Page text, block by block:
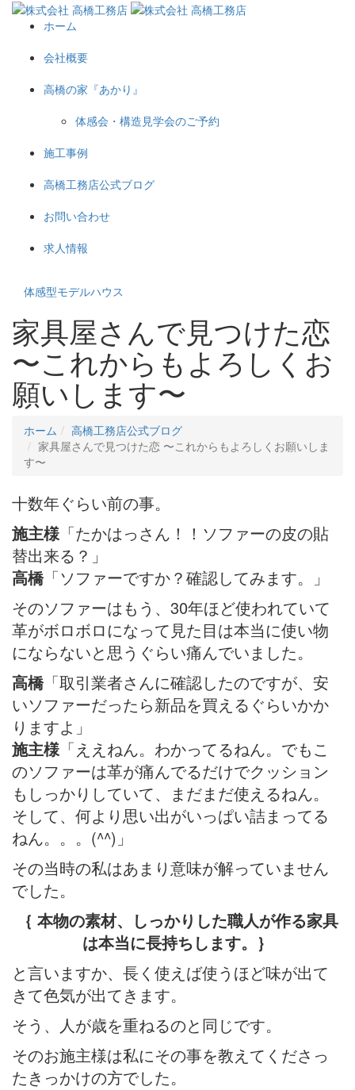
ホーム
会社概要
高橋の家『あかり』
体感会・構造見学会のご予約
施工事例
高橋工務店公式ブログ
お問い合わせ
求人情報
体感型モデルハウス
家具屋さんで見つけた恋
〜これからもよろしくお
願いします〜
ホーム
高橋工務店公式ブログ
家具屋さんで見つけた恋 〜これからもよろしくお願いしま
す〜
十数年ぐらい前の事。
施主様「たかはっさん！！ソファーの皮の貼
替出来る？」
高橋「ソファーですか？確認してみます。」
そのソファーはもう、30年ほど使われていて
革がボロボロになって見た目は本当に使い物
にならないと思うぐらい痛んでいました。
高橋「取引業者さんに確認したのですが、安
いソファーだったら新品を買えるぐらいかか
りますよ」
施主様「ええねん。わかってるねん。でもこ
のソファーは革が痛んでるだけでクッション
もしっかりしていて、まだまだ使えるねん。
そして、何より思い出がいっぱい詰まってる
ねん。。。(^^)」
その当時の私はあまり意味が解っていません
でした。
｛ 本物の素材、しっかりした職人が作る家具
は本当に長持ちします。｝
と言いますか、長く使えば使うほど味が出て
きて色気が出てきます。
そう、人が歳を重ねるのと同じです。
そのお施主様は私にその事を教えてくださっ
たきっかけの方でした。